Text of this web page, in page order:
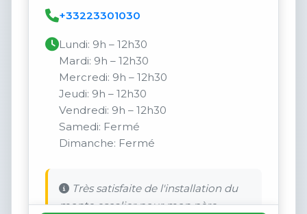
+33223301030
Lundi: 9h – 12h30
Mardi: 9h – 12h30
Mercredi: 9h – 12h30
Jeudi: 9h – 12h30
Vendredi: 9h – 12h30
Samedi: Fermé
Dimanche: Fermé
Très satisfaite de l'installation du
monte escalier pour mon père.